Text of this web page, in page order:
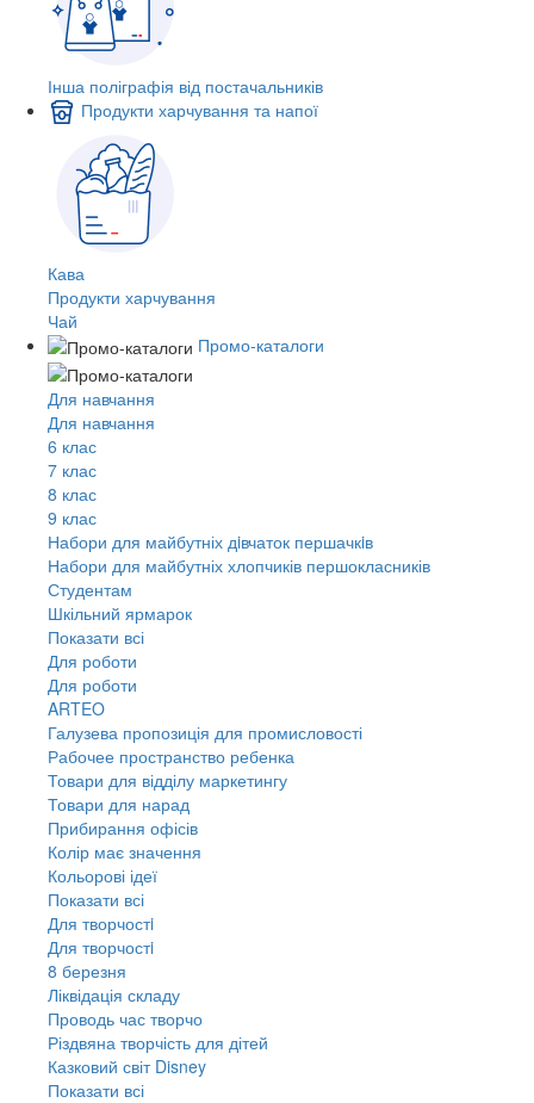
Інша поліграфія від постачальників
Продукти харчування та напої
Кава
Продукти харчування
Чай
Промо-каталоги
Для навчання
Для навчання
6 клас
7 клас
8 клас
9 клас
Набори для майбутніх дiвчаток першачкiв
Набори для майбутніх хлопчиків першокласників
Студентам
Шкільний ярмарок
Показати всі
Для роботи
Для роботи
ARTEO
Галузева пропозиція для промисловості
Рабочее пространство ребенка
Товари для відділу маркетингу
Товари для нарад
Прибирання офісів
Колір має значення
Кольорові ідеї
Показати всі
Для творчостi
Для творчостi
8 березня
Ліквідація складу
Проводь час творчо
Різдвяна творчість для дітей
Казковий світ Disney
Показати всі